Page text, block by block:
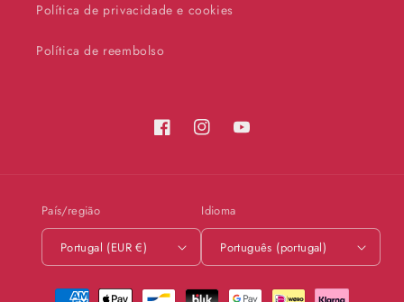
Política de privacidade e cookies
Política de reembolso
FacebookInstagramYouTube
País/região
Portugal (EUR €)
Idioma
Português (portugal)
Métodos